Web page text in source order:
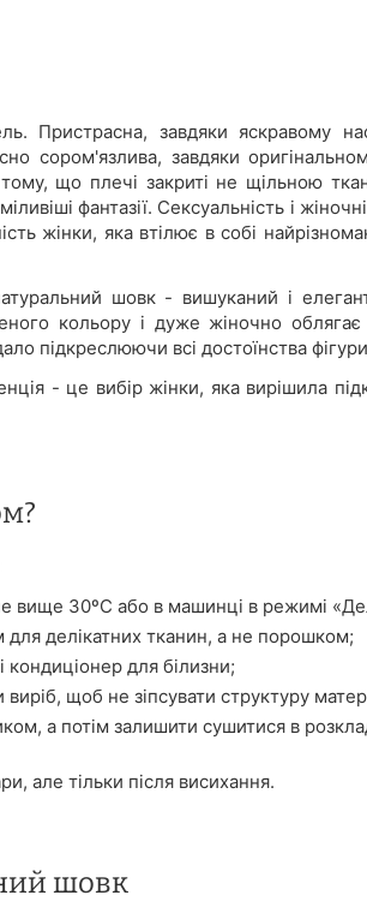
Пристрасна, завдяки яскравому
сором'язлива, завдяки
що плечі закриті не щільною
фантазії. Сексуальність і
жінки, яка втілює в собі
шовк - вишуканий і
кольору і дуже жіночно
підкреслюючи всі достоїнства
- це вибір жінки, яка вирішила
вище 30ºС або в машинці в режимі
для делікатних тканин, а не порошком;
кондиціонер для білизни;
щоб не зіпсувати структуру
а потім залишити сушитися в
але тільки після висихання.
шовк